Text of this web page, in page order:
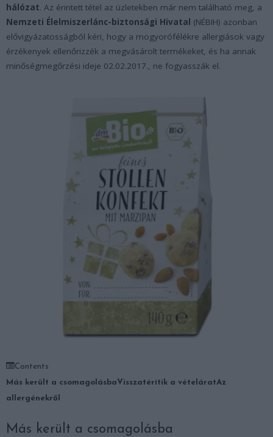
hálózat. Az érintett tétel az üzletekben már nem található meg, a
Nemzeti Élelmiszerlánc-biztonsági Hivatal (NÉBIH) azonban
elővigyázatosságból kéri, hogy a mogyorófélékre allergiások vagy
érzékenyek ellenőrizzék a megvásárolt termékeket, és ha annak
minőségmegőrzési ideje 02.02.2017., ne fogyasszák el.
Contents
Más került a csomagolásbaVisszatérítik a vételáratAz
allergénekről
Más került a csomagolásba